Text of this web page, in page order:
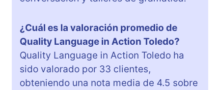
¿Cuál es la valoración promedio de
Quality Language in Action Toledo?
Quality Language in Action Toledo ha
sido valorado por 33 clientes,
obteniendo una nota media de 4.5 sobre